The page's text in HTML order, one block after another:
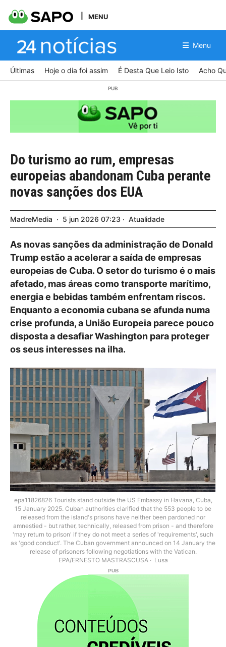
MENU
Menu
Últimas Hoje o dia foi assim É Desta Que Leio Isto Acho
Do turismo ao rum, empresas
europeias abandonam Cuba perante
novas sanções dos EUA
MadreMedia 5 jun 2026 07:23 Atualidade
As novas sanções da administração de Donald
Trump estão a acelerar a saída de empresas
europeias de Cuba. O setor do turismo é o mais
afetado, mas áreas como transporte marítimo,
energia e bebidas também enfrentam riscos.
Enquanto a economia cubana se afunda numa
crise profunda, a União Europeia parece pouco
disposta a desafiar Washington para proteger
os seus interesses na ilha.
epa11826826 Tourists stand outside the US Embassy in Havana, Cuba,
15 January 2025. Cuban authorities clarified that the 553 people to be
released from the island's prisons have neither been pardoned nor
amnestied - but rather, technically, released from prison - and therefore
'may return to prison' if they do not meet a series of 'requirements', such
as 'good conduct'. The Cuban government announced on 14 January the
release of prisoners following negotiations with the Vatican.
EPA/ERNESTO MASTRASCUSA
Lusa